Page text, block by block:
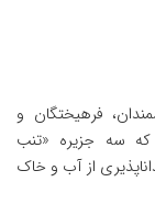
اندیشمندان، فرهیختگان و
که سه جزیره «تنب
از آب و خاک